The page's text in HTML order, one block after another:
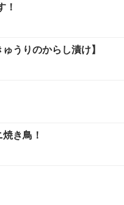
！
うりのからし漬け】
き鳥！